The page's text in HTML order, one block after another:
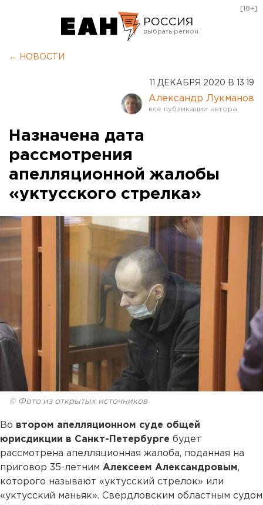
РОССИЯ
Оренбург
[18+]
← НОВОСТИ
11 ДЕКАБРЯ 2020 В 13:19
Александр Лукманов
Назначена дата
рассмотрения
апелляционной жалобы
«уктусского стрелка»
© Фото из открытых источников
Во втором апелляционном суде общей
юрисдикции в Санкт-Петербурге будет
рассмотрена апелляционная жалоба, поданная на
приговор 35-летним Алексеем Александровым,
которого называют «уктусский стрелок» или
«уктусский маньяк». Свердловским областным судом